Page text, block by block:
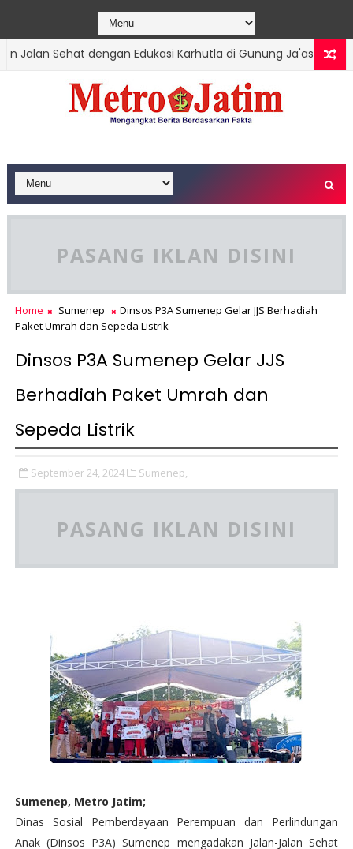
Sehat dengan Edukasi Karhutla di Gunung Ja'as
PASANG IKLAN DISINI
Home Sumenep
Dinsos P3A Sumenep Gelar JJS Berhadiah
Paket Umrah dan Sepeda Listrik
Dinsos P3A Sumenep Gelar JJS
Berhadiah Paket Umrah dan
Sepeda Listrik
September 24, 2024 Sumenep,
PASANG IKLAN DISINI
Sumenep, Metro Jatim;
Dinas Sosial Pemberdayaan Perempuan dan Perlindungan
Anak (Dinsos P3A) Sumenep mengadakan Jalan-Jalan Sehat